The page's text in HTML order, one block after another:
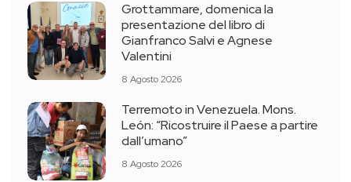
Grottammare, domenica la
presentazione del libro di
Gianfranco Salvi e Agnese
Valentini
8 Agosto 2026
Terremoto in Venezuela. Mons.
León: “Ricostruire il Paese a partire
dall’umano”
8 Agosto 2026